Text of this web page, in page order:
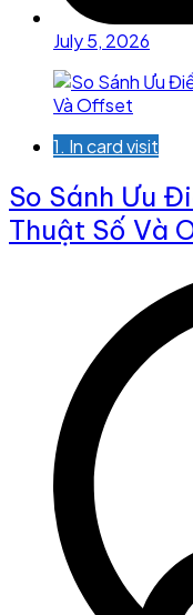
July 5, 2026
1. In card visit
So Sánh Ưu
Thuật Số Và